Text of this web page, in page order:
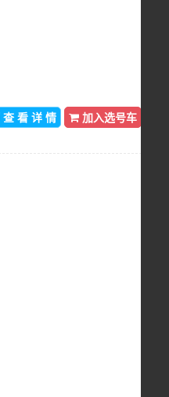
查 看 详 情 加入选号车